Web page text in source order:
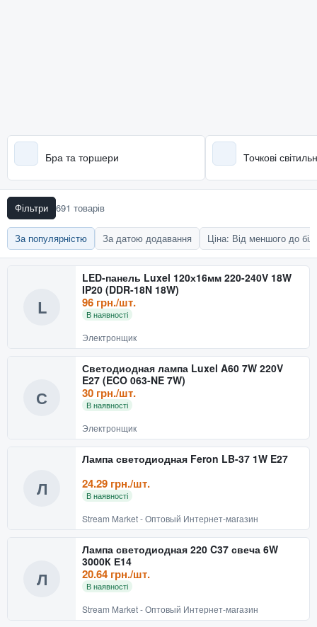
Бра та торшери Точкові
Фільтри 691 товарів
За популярністю За датою додавання Ціна: Від меншого до
L
LED-панель Luxel 120х16мм 220-240V 18W
IP20 (DDR-18N 18W)
96 грн./шт.
В наявності
Электронщик
С
Светодиодная лампа Luxel A60 7W 220V
E27 (ECO 063-NE 7W)
30 грн./шт.
В наявності
Электронщик
Л
Лампа светодиодная Feron LB-37 1W E27
24.29 грн./шт.
В наявності
Stream Market - Оптовый Интернет-магазин
Л
Лампа светодиодная 220 C37 свеча 6W
3000К Е14
20.64 грн./шт.
В наявності
Stream Market - Оптовый Интернет-магазин